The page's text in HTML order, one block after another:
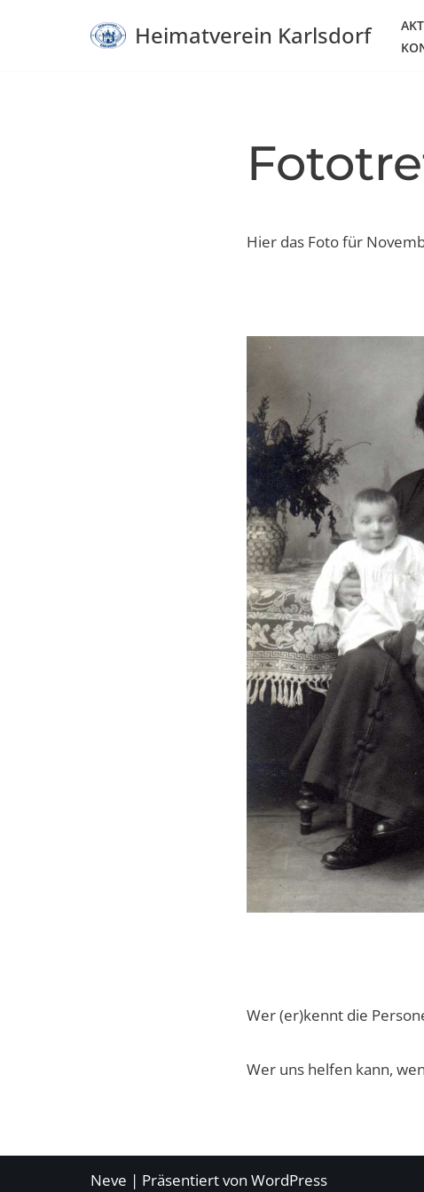
Heimatverein Karlsdorf
Hier das Foto für
Wer (er)kennt die
Wer uns helfen kann,
Neve | Präsentiert von WordPress